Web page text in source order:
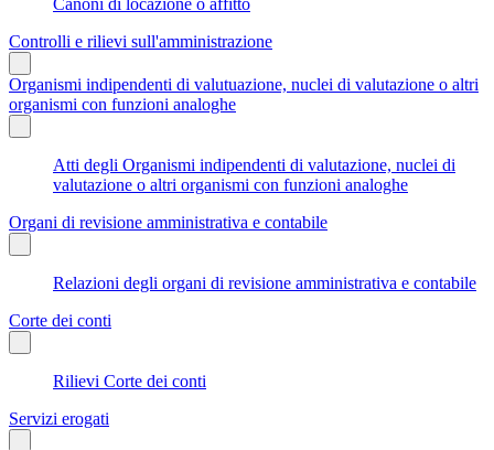
Controlli e rilievi sull'amministrazione
Organismi indipendenti di valutuazione, nuclei di valutazione o altri
organismi con funzioni analoghe
Atti degli Organismi indipendenti di valutazione, nuclei di
valutazione o altri organismi con funzioni analoghe
Organi di revisione amministrativa e contabile
Relazioni degli organi di revisione amministrativa e contabile
Corte dei conti
Rilievi Corte dei conti
Servizi erogati